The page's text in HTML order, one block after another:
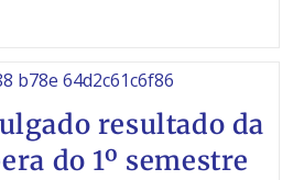
resultado da
do 1º semestre